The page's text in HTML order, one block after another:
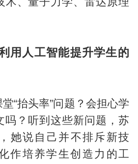
用人工智能提升学生的
“抬头率”问题？会担心学
吗？听到这些新问题，苏
她说自己并不排斥新技
作培养学生创造力的工